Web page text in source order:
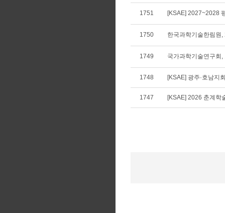
1751 [KSAE] 2027~2028
1750 한국과학기술한림원
1749 국가과학기술연구회
1748 [KSAE] 광주·호남지
1747 [KSAE] 2026 춘계학